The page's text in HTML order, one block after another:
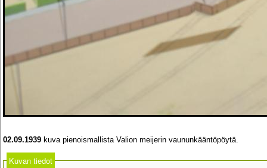
02.09.1939 kuva pienoismallista Valion meijerin vaununkääntöpöytä.
Kuvan tiedot